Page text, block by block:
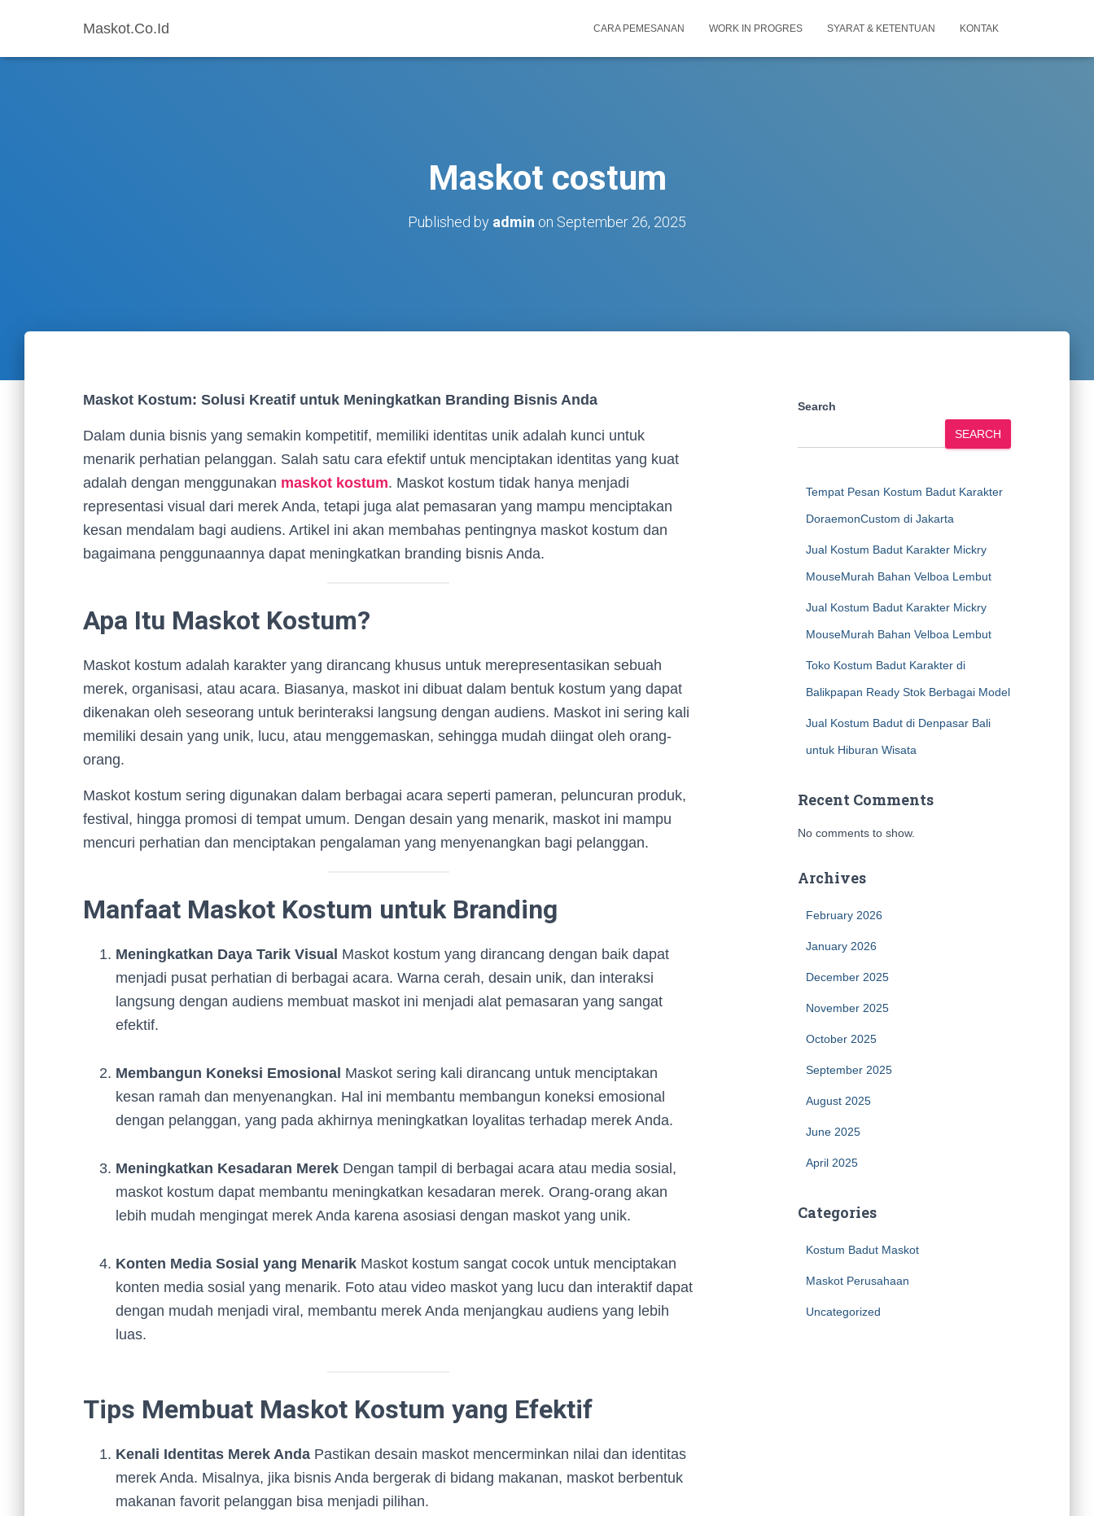
Maskot.Co.Id CARA PEMESANAN WORK IN PROGRES SYARAT & KETENTUAN KONTAK
Maskot costum
Published by admin on September 26, 2025
Maskot Kostum: Solusi Kreatif untuk Meningkatkan Branding Bisnis Anda
Dalam dunia bisnis yang semakin kompetitif, memiliki identitas unik adalah kunci untuk
menarik perhatian pelanggan. Salah satu cara efektif untuk menciptakan identitas yang kuat
adalah dengan menggunakan maskot kostum. Maskot kostum tidak hanya menjadi
representasi visual dari merek Anda, tetapi juga alat pemasaran yang mampu menciptakan
kesan mendalam bagi audiens. Artikel ini akan membahas pentingnya maskot kostum dan
bagaimana penggunaannya dapat meningkatkan branding bisnis Anda.
Apa Itu Maskot Kostum?
Maskot kostum adalah karakter yang dirancang khusus untuk merepresentasikan sebuah
merek, organisasi, atau acara. Biasanya, maskot ini dibuat dalam bentuk kostum yang dapat
dikenakan oleh seseorang untuk berinteraksi langsung dengan audiens. Maskot ini sering kali
memiliki desain yang unik, lucu, atau menggemaskan, sehingga mudah diingat oleh orang-
orang.
Maskot kostum sering digunakan dalam berbagai acara seperti pameran, peluncuran produk,
festival, hingga promosi di tempat umum. Dengan desain yang menarik, maskot ini mampu
mencuri perhatian dan menciptakan pengalaman yang menyenangkan bagi pelanggan.
Manfaat Maskot Kostum untuk Branding
Meningkatkan Daya Tarik Visual Maskot kostum yang dirancang dengan baik dapat
menjadi pusat perhatian di berbagai acara. Warna cerah, desain unik, dan interaksi
langsung dengan audiens membuat maskot ini menjadi alat pemasaran yang sangat
efektif.
Membangun Koneksi Emosional Maskot sering kali dirancang untuk menciptakan
kesan ramah dan menyenangkan. Hal ini membantu membangun koneksi emosional
dengan pelanggan, yang pada akhirnya meningkatkan loyalitas terhadap merek Anda.
Meningkatkan Kesadaran Merek Dengan tampil di berbagai acara atau media sosial,
maskot kostum dapat membantu meningkatkan kesadaran merek. Orang-orang akan
lebih mudah mengingat merek Anda karena asosiasi dengan maskot yang unik.
Konten Media Sosial yang Menarik Maskot kostum sangat cocok untuk menciptakan
konten media sosial yang menarik. Foto atau video maskot yang lucu dan interaktif dapat
dengan mudah menjadi viral, membantu merek Anda menjangkau audiens yang lebih
luas.
Tips Membuat Maskot Kostum yang Efektif
Kenali Identitas Merek Anda Pastikan desain maskot mencerminkan nilai dan identitas
merek Anda. Misalnya, jika bisnis Anda bergerak di bidang makanan, maskot berbentuk
makanan favorit pelanggan bisa menjadi pilihan.
Search
SEARCH
Tempat Pesan Kostum Badut Karakter
DoraemonCustom di Jakarta
Jual Kostum Badut Karakter Mickry
MouseMurah Bahan Velboa Lembut
Jual Kostum Badut Karakter Mickry
MouseMurah Bahan Velboa Lembut
Toko Kostum Badut Karakter di
Balikpapan Ready Stok Berbagai Model
Jual Kostum Badut di Denpasar Bali
untuk Hiburan Wisata
Recent Comments
No comments to show.
Archives
February 2026
January 2026
December 2025
November 2025
October 2025
September 2025
August 2025
June 2025
April 2025
Categories
Kostum Badut Maskot
Maskot Perusahaan
Uncategorized